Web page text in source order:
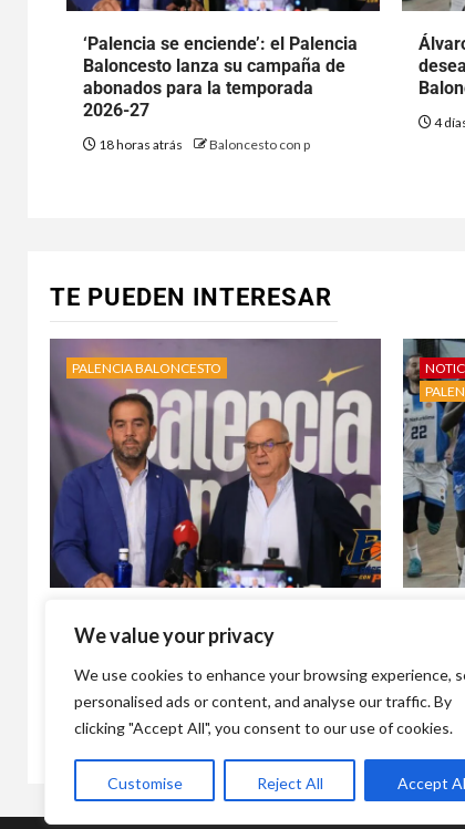
We value your privacy
We use cookies to enhance your browsing experience,
personalised ads or content, and analyse our traffic. By
clicking "Accept All", you consent to our use of cookies.
Customise Reject All Accept
‘Palencia se enciende’: el Palencia
Baloncesto lanza su campaña de
abonados para la temporada
2026-27
18 horas atrás Baloncesto con p
4
TE PUEDEN INTERESAR
PALENCIA BALONCESTO
Baloncesto lanza su campaña de
abonados para la temporada 2026-
27
18 horas atrás Baloncesto con p
4